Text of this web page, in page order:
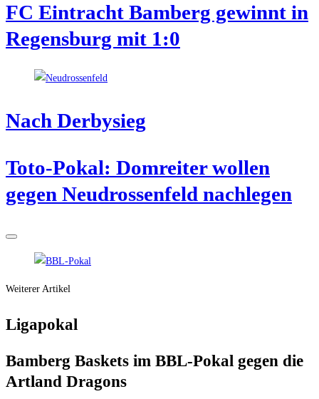
FC Ein­tracht Bam­berg gewinnt in
Regens­burg mit 1:0
Nach Der­by­sieg
Toto-Pokal: Dom­rei­ter wol­len
gegen Neu­dros­sen­feld nachlegen
Weiterer Artikel
Liga­po­kal
Bam­berg Bas­kets im BBL-Pokal gegen die
Art­land Dragons